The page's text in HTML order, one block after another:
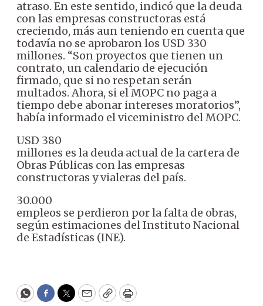
atraso. En este sentido, indicó que la deuda
con las empresas constructoras está
creciendo, más aun teniendo en cuenta que
todavía no se aprobaron los USD 330
millones. “Son proyectos que tienen un
contrato, un calendario de ejecución
firmado, que si no respetan serán
multados. Ahora, si el MOPC no paga a
tiempo debe abonar intereses moratorios”,
había informado el viceministro del MOPC.
USD 380
millones es la deuda actual de la cartera de
Obras Públicas con las empresas
constructoras y vialeras del país.
30.000
empleos se perdieron por la falta de obras,
según estimaciones del Instituto Nacional
de Estadísticas (INE).
WhatsApp
Facebook
Twitter
EmailCopyPrint